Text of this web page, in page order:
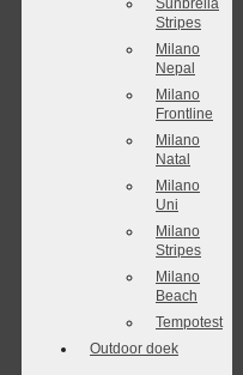
Stripes
Milano
Nepal
Milano
Frontline
Milano
Natal
Milano
Uni
Milano
Stripes
Milano
Beach
Tempotest
Outdoor doek